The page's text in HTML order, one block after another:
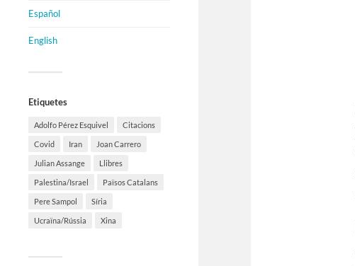
Español
English
Etiquetes
Adolfo Pérez Esquivel Citacions
Covid Iran Joan Carrero
Julian Assange Llibres
Palestina/Israel Països Catalans
Pere Sampol Síria
Ucraïna/Rússia Xina